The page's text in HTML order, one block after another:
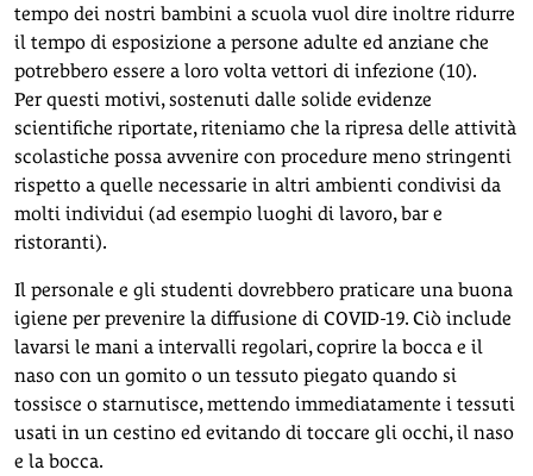
tempo dei nostri bambini a scuola vuol dire inoltre ridurre
il tempo di esposizione a persone adulte ed anziane che
potrebbero essere a loro volta vettori di infezione (10).
Per questi motivi, sostenuti dalle solide evidenze
scientifiche riportate, riteniamo che la ripresa delle attività
scolastiche possa avvenire con procedure meno stringenti
rispetto a quelle necessarie in altri ambienti condivisi da
molti individui (ad esempio luoghi di lavoro, bar e
ristoranti).
Il personale e gli studenti dovrebbero praticare una buona
igiene per prevenire la diffusione di COVID-19. Ciò include
lavarsi le mani a intervalli regolari, coprire la bocca e il
naso con un gomito o un tessuto piegato quando si
tossisce o starnutisce, mettendo immediatamente i tessuti
usati in un cestino ed evitando di toccare gli occhi, il naso
e la bocca.